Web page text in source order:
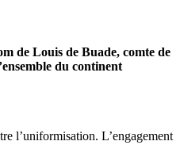
de Louis de Buade, comte de
du continent
l’uniformisation. L’engagement